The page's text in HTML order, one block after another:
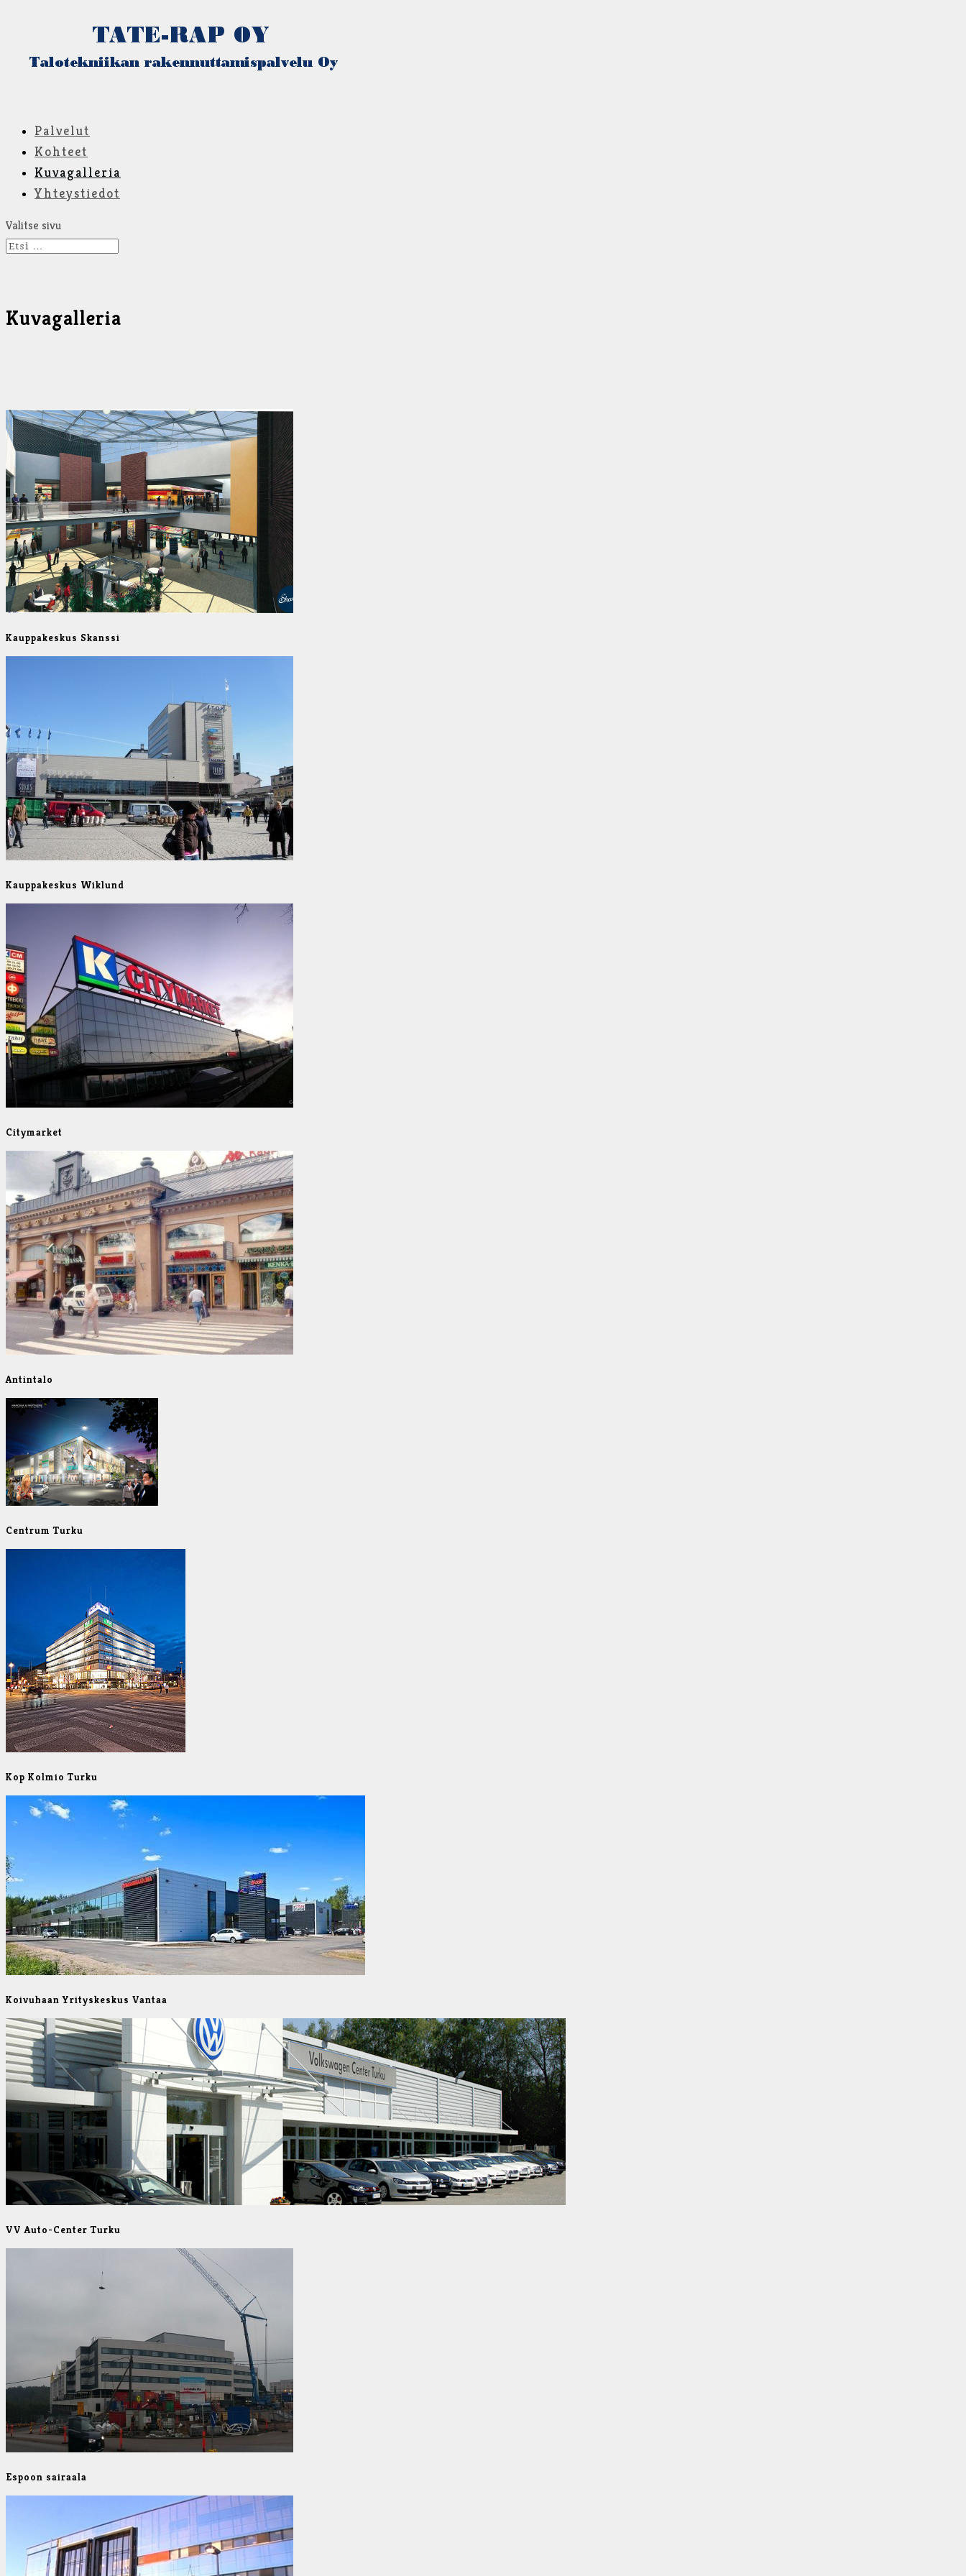
Palvelut
Kohteet
Kuvagalleria
Yhteystiedot
Valitse sivu
Kuvagalleria
Kauppakeskus Skanssi
Kauppakeskus Wiklund
Citymarket
Antintalo
Centrum Turku
Kop Kolmio Turku
Koivuhaan Yrityskeskus Vantaa
VV Auto-Center Turku
Espoon sairaala